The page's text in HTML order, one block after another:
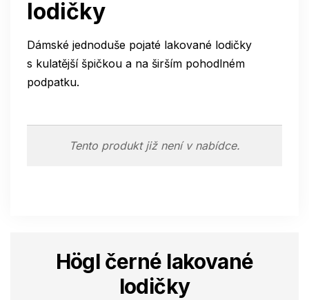
lodičky
Dámské jednoduše pojaté lakované lodičky
s kulatější špičkou a na širším pohodlném
podpatku.
Tento produkt již není v nabídce.
Högl černé lakované
lodičky